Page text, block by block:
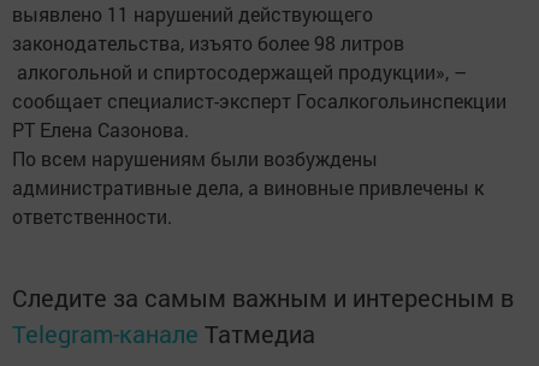
выявлено 11 нарушений действующего
законодательства, изъято более 98 литров
алкогольной и спиртосодержащей продукции», –
сообщает специалист-эксперт Госалкогольинспекции
РТ Елена Сазонова.
По всем нарушениям были возбуждены
административные дела, а виновные привлечены к
ответственности.
Следите за самым важным и интересным в
Telegram-канале Татмедиа